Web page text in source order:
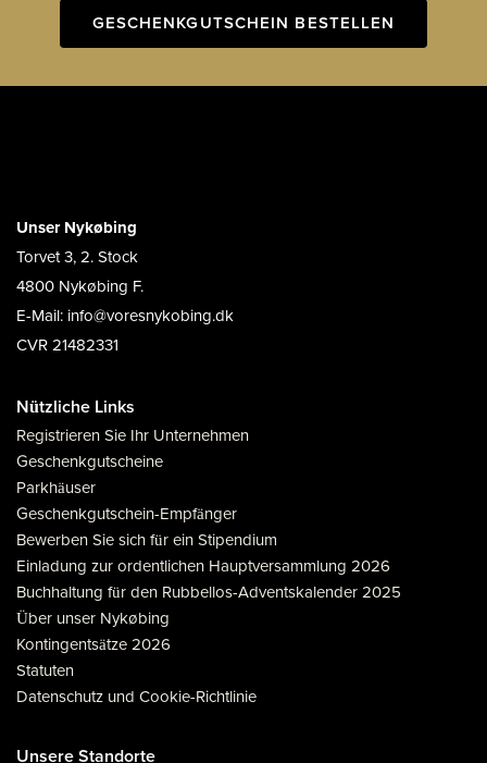
GESCHENKGUTSCHEIN BESTELLEN
Unser Nykøbing
Torvet 3, 2. Stock
4800 Nykøbing F.
E-Mail: info@voresnykobing.dk
CVR 21482331
Nützliche Links
Registrieren Sie Ihr Unternehmen
Geschenkgutscheine
Parkhäuser
Geschenkgutschein-Empfänger
Bewerben Sie sich für ein Stipendium
Einladung zur ordentlichen Hauptversammlung 2026
Buchhaltung für den Rubbellos-Adventskalender 2025
Über unser Nykøbing
Kontingentsätze 2026
Statuten
Datenschutz und Cookie-Richtlinie
Unsere Standorte